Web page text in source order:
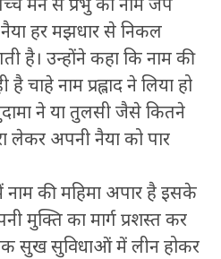
हर मझधार से निकल
है। उन्होंने कहा कि नाम की
चाहे नाम प्रह्लाद ने लिया हो
ने या तुलसी जैसे कितने
लेकर अपनी नैया को पार
की महिमा अपार है इसके
मुक्ति का मार्ग प्रशस्त कर
सुख सुविधाओं में लीन होकर